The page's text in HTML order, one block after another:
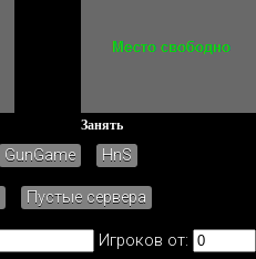
Занять
GunGame HnS
Пустые сервера
Игроков от: